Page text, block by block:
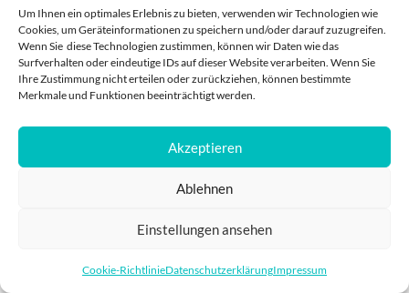
Um Ihnen ein optimales Erlebnis zu bieten, verwenden wir Technologien wie
Cookies, um Geräteinformationen zu speichern und/oder darauf zuzugreifen.
Wenn Sie diese Technologien zustimmen, können wir Daten wie das
Surfverhalten oder eindeutige IDs auf dieser Website verarbeiten. Wenn Sie
Ihre Zustimmung nicht erteilen oder zurückziehen, können bestimmte
Merkmale und Funktionen beeinträchtigt werden.
Akzeptieren
Ablehnen
Einstellungen ansehen
Cookie-RichtlinieDatenschutzerklärungImpressum
IMPRESSUM DATENSCHUTZ
POWERED BY PRO